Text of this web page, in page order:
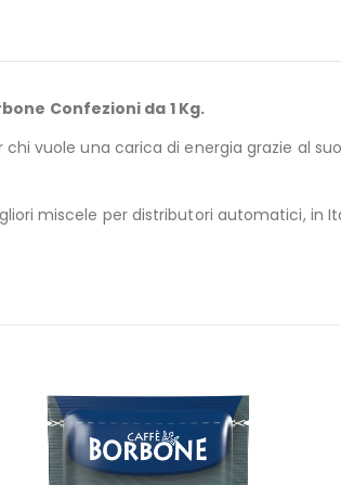
Confezioni da 1 Kg.
vuole una carica di energia grazie al
miscele per distributori automatici, in